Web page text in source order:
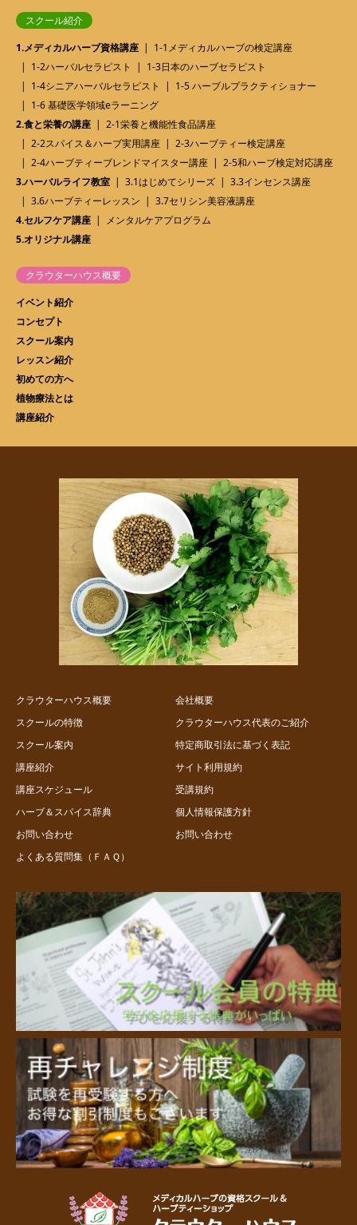
スクール紹介
1.メディカルハーブ資格講座
1-1メディカルハーブの検定講座
1-2ハーバルセラピスト
1-3日本のハーブセラピスト
1-4シニアハーバルセラピスト
1-5 ハーブルプラクティショナー
1-6 基礎医学領域eラーニング
2.食と栄養の講座
2-1栄養と機能性食品講座
2-2スパイス＆ハーブ実用講座
2-3ハーブティー検定講座
2-4ハーブティーブレンドマイスター講座
2-5和ハーブ検定対応講座
3.ハーバルライフ教室
3.1はじめてシリーズ
3.3インセンス講座
3.6ハーブティーレッスン
3.7セリシン美容液講座
4.セルフケア講座
メンタルケアプログラム
5.オリジナル講座
クラウターハウス概要
イベント紹介
コンセプト
スクール案内
レッスン紹介
初めての方へ
植物療法とは
講座紹介
クラウターハウス概要
スクールの特徴
スクール案内
講座紹介
講座スケジュール
ハーブ＆スパイス辞典
お問い合わせ
よくある質問集（ＦＡＱ）
会社概要
クラウターハウス代表のご紹介
特定商取引法に基づく表記
サイト利用規約
受講規約
個人情報保護方針
お問い合わせ